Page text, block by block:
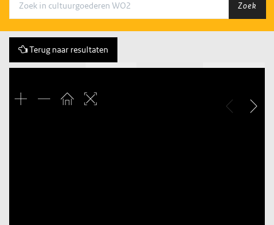
Zoek
Terug naar resultaten